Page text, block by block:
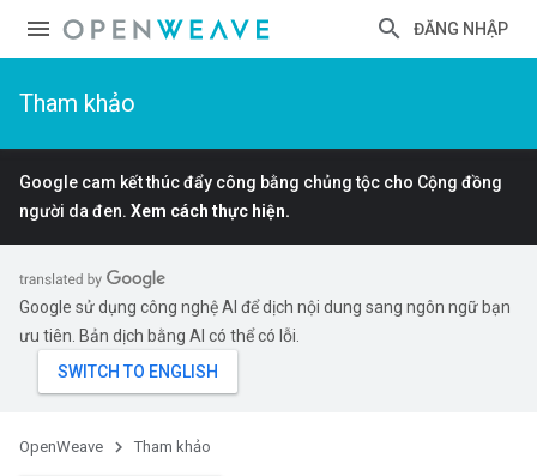
ĐĂNG NHẬP
Tham khảo
Google cam kết thúc đẩy công bằng chủng tộc cho Cộng đồng
người da đen. Xem cách thực hiện.
Google sử dụng công nghệ AI để dịch nội dung sang ngôn ngữ bạn
ưu tiên. Bản dịch bằng AI có thể có lỗi.
OpenWeave Tham khảo